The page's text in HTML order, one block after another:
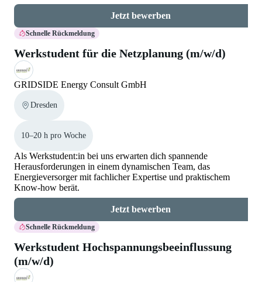
Jetzt bewerben
Schnelle Rückmeldung
Werkstudent für die Netzplanung (m/w/d)
GRIDSIDE Energy Consult GmbH
Dresden
10–20 h pro Woche
Als Werkstudent:in bei uns erwarten dich spannende
Herausforderungen in einem dynamischen Team, das
Energieversorger mit fachlicher Expertise und praktischem
Know-how berät.
Jetzt bewerben
Schnelle Rückmeldung
Werkstudent Hochspannungsbeeinflussung
(m/w/d)